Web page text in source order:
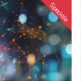
Speciale